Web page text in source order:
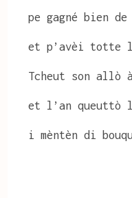
pe gagné bien de
et p’avèi totte
Tcheut son allò
et l’an queuttò
i mèntèn di